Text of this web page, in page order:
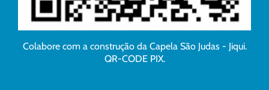
Colabore com a construção da Capela São Judas - Jiqui.
QR-CODE PIX.